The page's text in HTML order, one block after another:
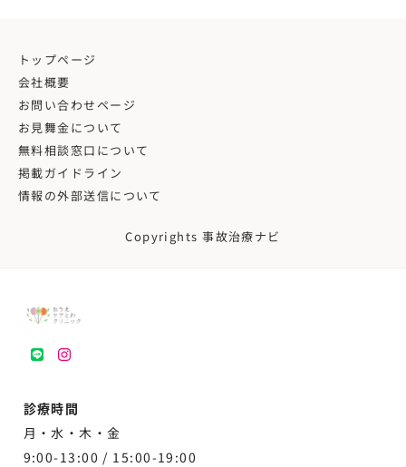
トップページ
会社概要
お問い合わせページ
お見舞金について
無料相談窓口について
掲載ガイドライン
情報の外部送信について
Copyrights 事故治療ナビ
LINEinstagram
診療時間
月・水・木・金
9:00-13:00 / 15:00-19:00